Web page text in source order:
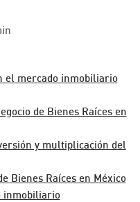
el mercado inmobiliario
de Bienes Raíces en
y multiplicación del
Bienes Raíces en México
inmobiliario